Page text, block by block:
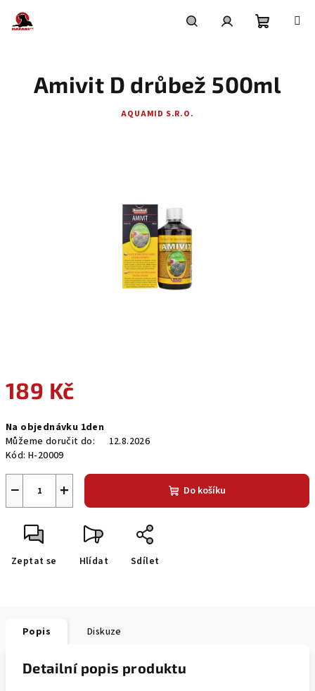
obsah
košík
189 Kč
cena:
Na objednávku 1den
Můžeme doručit do:
12.8.2026
Kód: H-20009
+
− Do košíku
Zeptat se Hlídat Sdílet
Amivit D drůbež 500ml
AQUAMID S.R.O.
Popis Diskuze
Detailní popis produktu